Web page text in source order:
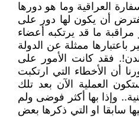
العراقية وما هو دورها
أن يكون لها دور على
مراقبة ما قد يرتكبه أعضاء
ممثلة عن الدولة
فقد كانت الأمور على
أن الأخطاء التي ارتكبت
العملية الآن بعد تلك
وإذا بها أكثر فوضى ولم
سابقا او التي ذكرها بعض